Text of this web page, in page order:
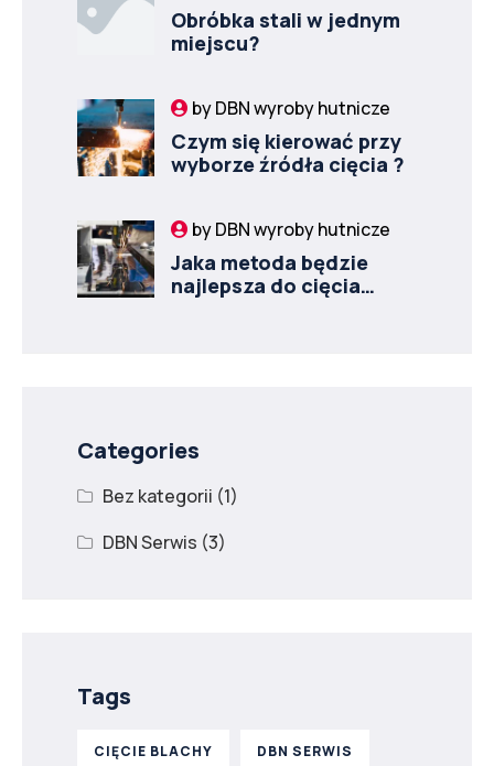
Obróbka stali w jednym
miejscu?
byDBN wyroby hutnicze
Czym się kierować przy
wyborze źródła cięcia ?
byDBN wyroby hutnicze
Jaka metoda będzie
najlepsza do cięcia
Categories
Bez kategorii (1)
DBN Serwis (3)
Tags
CIĘCIE BLACHY DBN SERWIS